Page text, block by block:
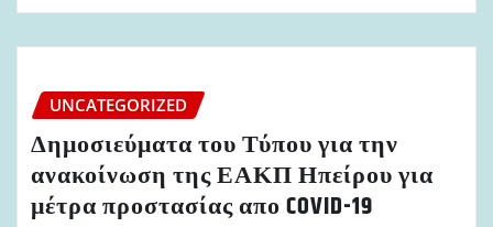
UNCATEGORIZED
Δημοσιεύματα του Τύπου για την
ανακοίνωση της ΕΑΚΠ Ηπείρου για
μέτρα προστασίας απο COVID-19